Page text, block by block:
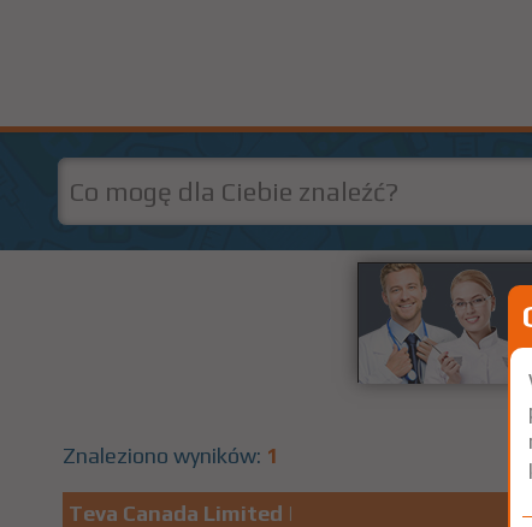
Znaleziono wyników: 1
Teva Canada Limited |